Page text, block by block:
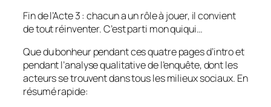
Fin de l’Acte 3 : chacun a un rôle à jouer, il convient
de tout réinventer. C’est parti mon quiqui…
Que du bonheur pendant ces quatre pages d’intro et
pendant l’analyse qualitative de l’enquête, dont les
acteurs se trouvent dans tous les milieux sociaux. En
résumé rapide: